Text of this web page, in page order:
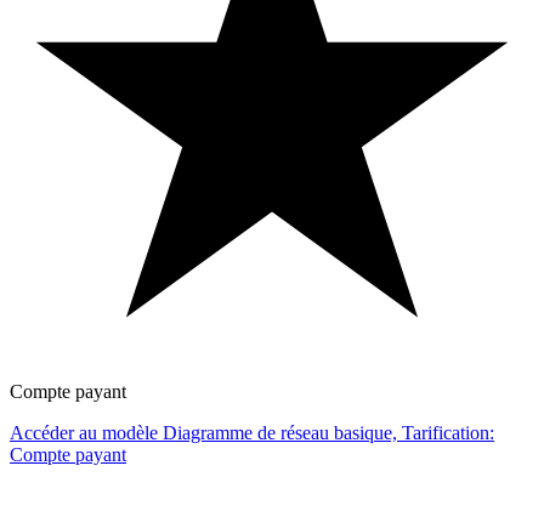
Compte payant
Accéder au modèle Diagramme de réseau basique, Tarification:
Compte payant